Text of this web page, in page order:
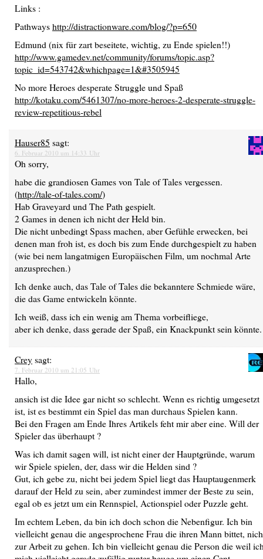
Links :
Pathwayshttp://distractionware.com/blog/?p=650
Edmund (nix für zart beseitete, wichtig, zu Ende spielen!!)
http://www.gamedev.net/community/forums/topic.asp?
topic_id=543742&whichpage=1&#3505945
No more Heroes desperate Struggle und Spaß
http://kotaku.com/5461307/no-more-heroes-2-desperate-struggle-
review-repetitious-rebel
Hauser85 sagt:
6. Februar 2010 um 14:33 Uhr
Oh sorry,
habe die grandiosen Games von Tale of Tales vergessen.
(http://tale-of-tales.com/)
Hab Graveyard und The Path gespielt.
2 Games in denen ich nicht der Held bin.
Die nicht unbedingt Spass machen, aber Gefühle erwecken, bei
denen man froh ist, es doch bis zum Ende durchgespielt zu haben
(wie bei nem langatmigen Europäischen Film, um nochmal Arte
anzusprechen.)
Ich denke auch, das Tale of Tales die bekanntere Schmiede wäre,
die das Game entwickeln könnte.
Ich weiß, dass ich ein wenig am Thema vorbeifliege,
aber ich denke, dass gerade der Spaß, ein Knackpunkt sein könnte.
Creysagt:
7. Februar 2010 um 21:05 Uhr
Hallo,
ansich ist die Idee gar nicht so schlecht. Wenn es richtig umgesetzt
ist, ist es bestimmt ein Spiel das man durchaus Spielen kann.
Bei den Fragen am Ende Ihres Artikels feht mir aber eine. Will der
Spieler das überhaupt ?
Was ich damit sagen will, ist nicht einer der Hauptgründe, warum
wir Spiele spielen, der, dass wir die Helden sind ?
Gut, ich gebe zu, nicht bei jedem Spiel liegt das Hauptaugenmerk
darauf der Held zu sein, aber zumindest immer der Beste zu sein,
egal ob es jetzt um ein Rennspiel, Actionspiel oder Puzzle geht.
Im echtem Leben, da bin ich doch schon die Nebenfigur. Ich bin
vielleicht genau die angesprochene Frau die ihren Mann bittet,
zur Arbeit zu gehen. Ich bin vielleicht genau die Person die weil